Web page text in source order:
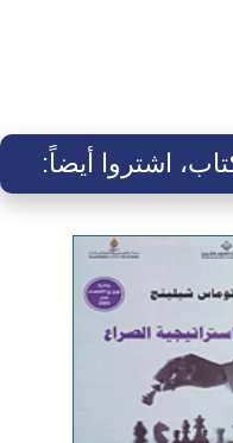
اشتروا أيضاً: